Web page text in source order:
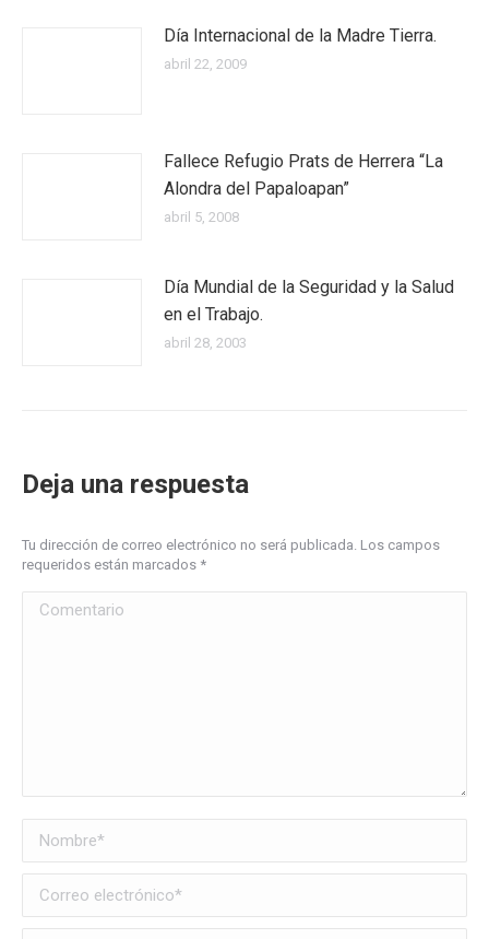
Día Internacional de la Madre Tierra.
abril 22, 2009
Fallece Refugio Prats de Herrera “La
Alondra del Papaloapan”
abril 5, 2008
Día Mundial de la Seguridad y la Salud
en el Trabajo.
abril 28, 2003
Deja una respuesta
Tu dirección de correo electrónico no será publicada. Los campos
requeridos están marcados *
Comentario
Nombre *
Correo electrónico *